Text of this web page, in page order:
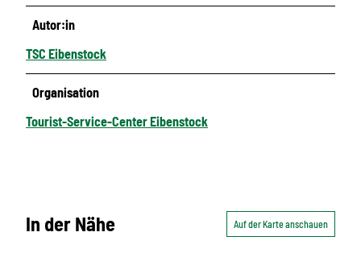
Autor:in
TSC Eibenstock
Organisation
Tourist-Service-Center Eibenstock
In der Nähe Auf der Karte anschauen